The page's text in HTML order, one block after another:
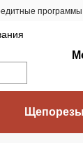
программы
Щепорезы